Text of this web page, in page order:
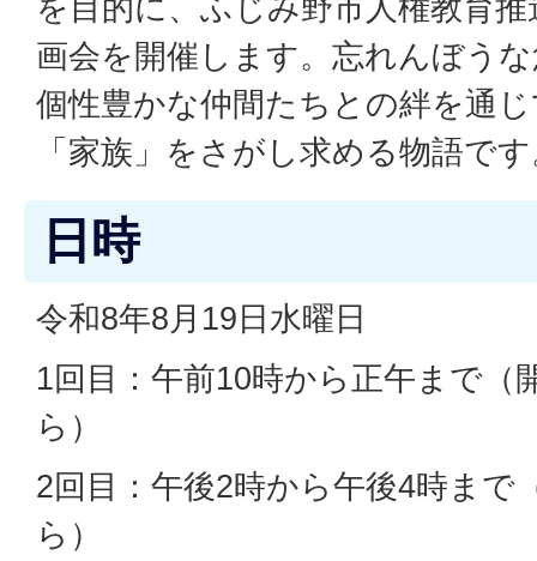
を目的に、ふじみ野市人権教育
画会を開催します。忘れんぼう
個性豊かな仲間たちとの絆を通
「家族」をさがし求める物語で
日時
令和8年8月19日水曜日
1回目：午前10時から正午まで（
ら）
2回目：午後2時から午後4時まで
ら）